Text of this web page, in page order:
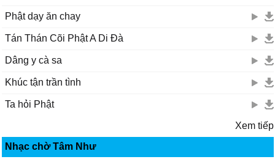
Phật dạy ăn chay
Tán Thán Cõi Phật A Di Đà
Dâng y cà sa
Khúc tận trần tình
Ta hỏi Phật
Xem tiếp
Nhạc chờ Tâm Như